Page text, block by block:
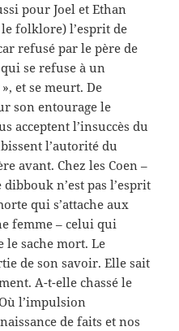
pour Joel et Ethan
folklore) l’esprit de
refusé par le père de
se refuse à un
et se meurt. De
son entourage le
acceptent l’insuccès du
l’autorité du
avant. Chez les Coen –
n’est pas l’esprit
qui s’attache aux
femme – celui qui
le sache mort. Le
de son savoir. Elle sait
A-t-elle chassé le
l’impulsion
de faits et nos